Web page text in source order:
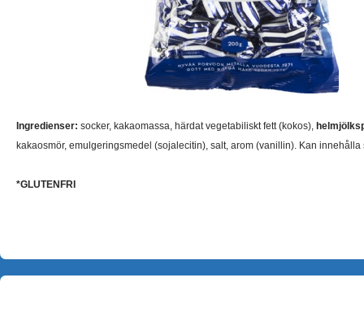
Ingredienser: socker, kakaomassa, härdat vegetabiliskt fett (kokos),
kakaosmör, emulgeringsmedel (sojalecitin), salt, arom (vanillin). Kan
*GLUTENFRI